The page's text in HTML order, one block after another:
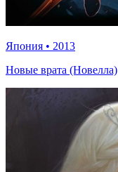
Япония • 2013
Новые врата (Новелла)